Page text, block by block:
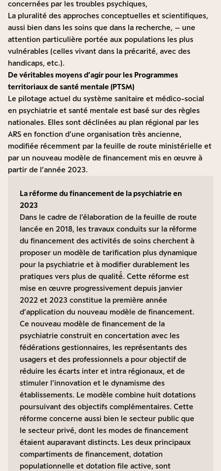
concernées par les troubles psychiques,
La pluralité des approches conceptuelles et scientifiques,
aussi bien dans les soins que dans la recherche, – une
attention particulière portée aux populations les plus
vulnérables (celles vivant dans la précarité, avec des
handicaps, etc.).
De véritables moyens d’agir pour les Programmes
territoriaux de santé mentale (PTSM)
Le pilotage actuel du système sanitaire et médico-social
en psychiatrie et santé mentale est basé sur des règles
nationales. Elles sont déclinées au plan régional par les
ARS en fonction d’une organisation très ancienne,
modifiée récemment par la feuille de route ministérielle et
par un nouveau modèle de financement mis en œuvre à
partir de l’année 2023.
La réforme du financement de la psychiatrie en
2023
Dans le cadre de l’élaboration de la feuille de route
lancée en 2018, les travaux conduits sur la réforme
du financement des activités de soins cherchent à
proposer un modèle de tarification plus dynamique
pour la psychiatrie et à modifier durablement les
pratiques vers plus de qualité́. Cette réforme est
mise en œuvre progressivement depuis janvier
2022 et 2023 constitue la première année
d’application du nouveau modèle de financement.
Ce nouveau modèle de financement de la
psychiatrie construit en concertation avec les
fédérations gestionnaires, les représentants des
usagers et des professionnels a pour objectif de
réduire les écarts inter et intra régionaux, et de
stimuler l’innovation et le dynamisme des
établissements. Le modèle combine huit dotations
poursuivant des objectifs complémentaires. Cette
réforme concerne aussi bien le secteur public que
le secteur privé, dont les modes de financement
étaient auparavant distincts. Les deux principaux
compartiments de financement, dotation
populationnelle et dotation file active, sont